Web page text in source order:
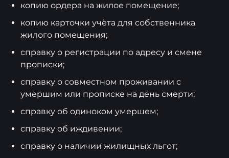
копию ордера на жилое помещение;
копию карточки учёта для собственника
жилого помещения;
справку о регистрации по адресу и смене
прописки;
справку о совместном проживании с
умершим или прописке на день смерти;
справку об одиноком умершем;
справку об иждивении;
справку о наличии жилищных льгот;